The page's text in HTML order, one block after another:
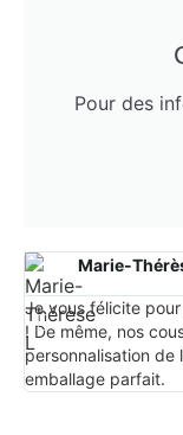
Pour des
Marie-
Je vous félicite
! De même, nos
personnalisation de
emballage parfait.